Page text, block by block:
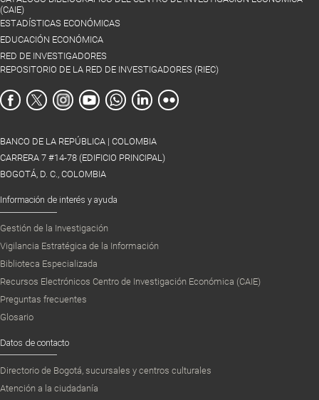
(CAIE)
ESTADÍSTICAS ECONÓMICAS
EDUCACIÓN ECONÓMICA
RED DE INVESTIGADORES
REPOSITORIO DE LA RED DE INVESTIGADORES (RIEC)
BANCO DE LA REPÚBLICA | COLOMBIA
CARRERA 7 #14-78 (EDIFICIO PRINCIPAL)
BOGOTÁ, D. C., COLOMBIA
Información de interés y ayuda
Gestión de la Investigación
Vigilancia Estratégica de la Información
Biblioteca Especializada
Recursos Electrónicos Centro de Investigación Económica (CAIE)
Preguntas frecuentes
Glosario
Datos de contacto
Directorio de Bogotá, sucursales y centros culturales
Atención a la ciudadanía